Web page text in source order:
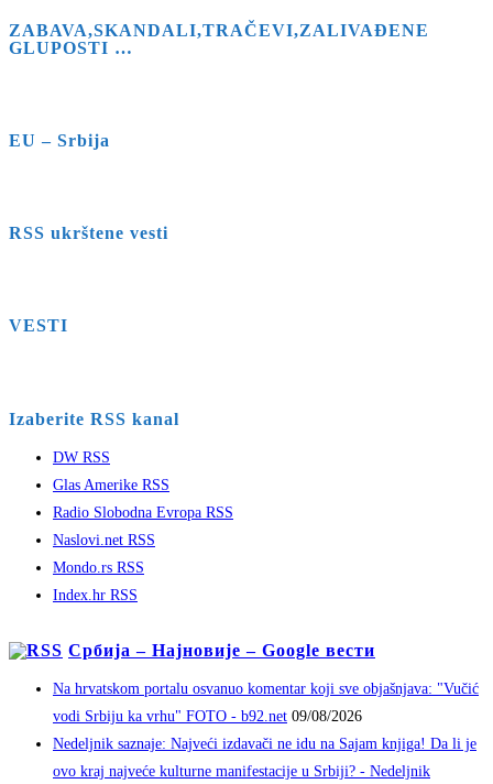
ZABAVA,SKANDALI,TRAČEVI,ZALIVAĐENE
GLUPOSTI …
EU – Srbija
RSS ukrštene vesti
VESTI
Izaberite RSS kanal
DW RSS
Glas Amerike RSS
Radio Slobodna Evropa RSS
Naslovi.net RSS
Mondo.rs RSS
Index.hr RSS
Србија – Најновије – Google вести
Na hrvatskom portalu osvanuo komentar koji sve objašnjava: "Vučić
vodi Srbiju ka vrhu" FOTO - b92.net 09/08/2026
Nedeljnik saznaje: Najveći izdavači ne idu na Sajam knjiga! Da li je
ovo kraj najveće kulturne manifestacije u Srbiji? - Nedeljnik